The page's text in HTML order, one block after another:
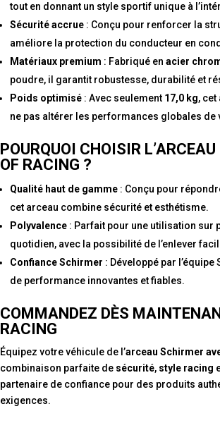
tout en donnant un style sportif unique à
Sécurité accrue : Conçu pour renforcer la
améliore la protection du conducteur en
Matériaux premium : Fabriqué enacier
poudre, il garantit robustesse, durabilité et
Poids optimisé : Avec seulement 17,0 kg,
ne pas altérer les performances globales de
POURQUOI CHOISIR
OF RACING ?
Qualité haut de gamme : Conçu pour
cet arceau combine sécurité et esthétisme.
Polyvalence : Parfait pour une utilisation sur
quotidien, avec la possibilité de l’enlever
Confiance Schirmer : Développé par
de performance innovantes et fiables.
COMMANDEZ DÈS
RACING
Équipez votre véhicule de l’arceau Schirmer
combinaison parfaite de sécurité, style racing
partenaire de confiance pour des produits
exigences.